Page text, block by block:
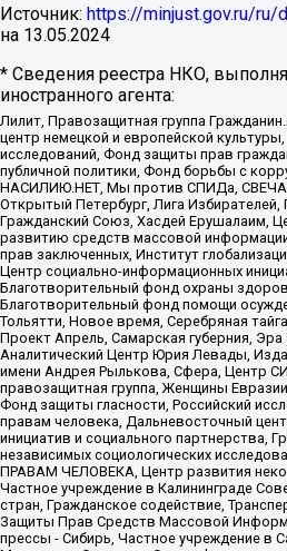
Источник: https://minjust.gov.ru/ru/
на 13.05.2024
* Сведения реестра НКО,
иностранного агента:
Лилит, Правозащитная группа
центр немецкой и европейской
исследований, Фонд защиты прав
публичной политики, Фонд борьбы с
НАСИЛИЮ.НЕТ, Мы против СПИДа, СВЕЧА,
Открытый Петербург, Лига Избирателей,
Гражданский Союз, Хасдей Ерушалаим,
развитию средств массовой
прав заключенных, Институт
Центр социально-информационных
Благотворительный фонд охраны
Благотворительный фонд помощи
Тольятти, Новое время, Серебряная
Проект Апрель, Самарская губерния,
Аналитический Центр Юрия Левады,
имени Андрея Рылькова, Сфера, Центр
правозащитная группа, Женщины
Фонд защиты гласности, Российский
правам человека, Дальневосточный
инициатив и социального партнерства,
независимых социологических
ПРАВАМ ЧЕЛОВЕКА, Центр развития
Частное учреждение в Калининграде
стран, Гражданское содействие,
Защиты Прав Средств Массовой
прессы - Сибирь, Частное учреждение в